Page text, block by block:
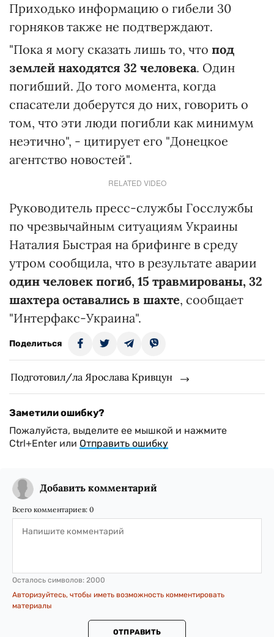
Приходько информацию о гибели 30
горняков также не подтверждают.
"Пока я могу сказать лишь то, что под
землей находятся 32 человека. Один
погибший. До того момента, когда
спасатели доберутся до них, говорить о
том, что эти люди погибли как минимум
неэтично", - цитирует его "Донецкое
агентство новостей".
RELATED VIDEO
Руководитель пресс-службы Госслужбы
по чрезвычайным ситуациям Украины
Наталия Быстрая на брифинге в среду
утром сообщила, что в результате аварии
один человек погиб, 15 травмированы, 32
шахтера оставались в шахте, сообщает
"Интерфакс-Украина".
Поделиться
Подготовил/ла Ярослава Кривцун
Заметили ошибку?
Пожалуйста, выделите ее мышкой и нажмите
Ctrl+Enter или Отправить ошибку
Добавить комментарий
Всего комментариев: 0
Осталось символов: 2000
Авторизуйтесь, чтобы иметь возможность комментировать
материалы
ОТПРАВИТЬ